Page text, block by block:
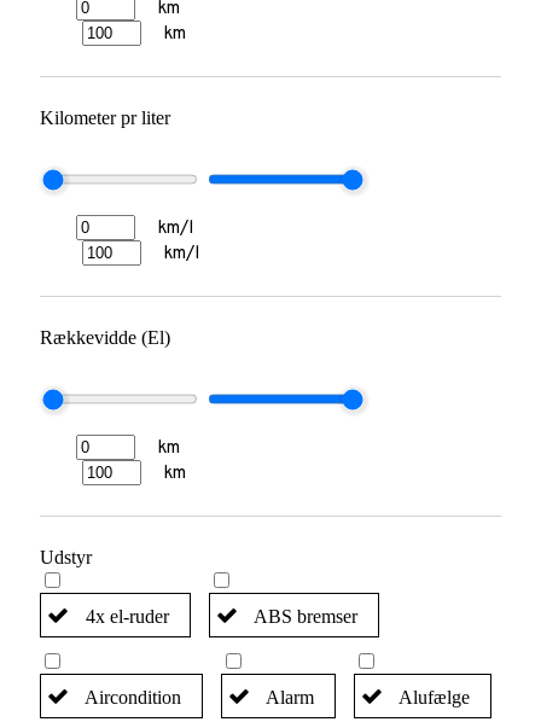
km
km
Kilometer pr liter
km/l
km/l
Rækkevidde (El)
km
km
Udstyr
4x el-ruder ABS bremser
Aircondition Alarm Alufælge